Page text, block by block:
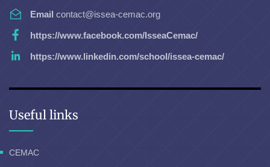
Email contact@issea-cemac.org
https://www.facebook.com/IsseaCemac/
https://www.linkedin.com/school/issea-cemac/
Useful links
CEMAC